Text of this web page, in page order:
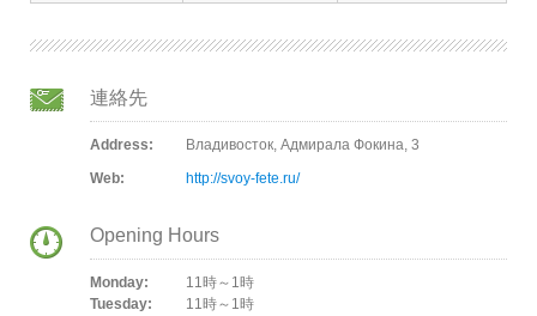
連絡先
Address:
Владивосток, Адмирала Фокина, 3
Web:
http://svoy-fete.ru/
Opening Hours
Monday:
11時～1時
Tuesday:
11時～1時